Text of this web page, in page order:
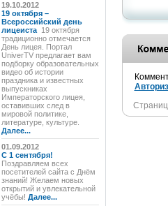
19.10.2012
19 октября –
Всероссийский день
лицеиста 19 октября
традиционно отмечается
День лицея. Портал
UniverTV предлагает вам
подборку образовательных
видео об истории
праздника и известных
выпускниках
Императорского лицея,
оставивших след в
мировой политике,
литературе, культуре.
Далее...
01.09.2012
C 1 сентября!
Поздравляем всех
посетителей сайта с Днём
знаний! Желаем новых
открытий и увлекательной
учёбы! Далее...